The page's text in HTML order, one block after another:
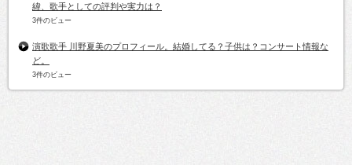
緯、歌手としての評判や実力は？
3件のビュー
演歌歌手 川野夏美のプロフィール。結婚してる？子供は？コンサート情報な
ど。
3件のビュー